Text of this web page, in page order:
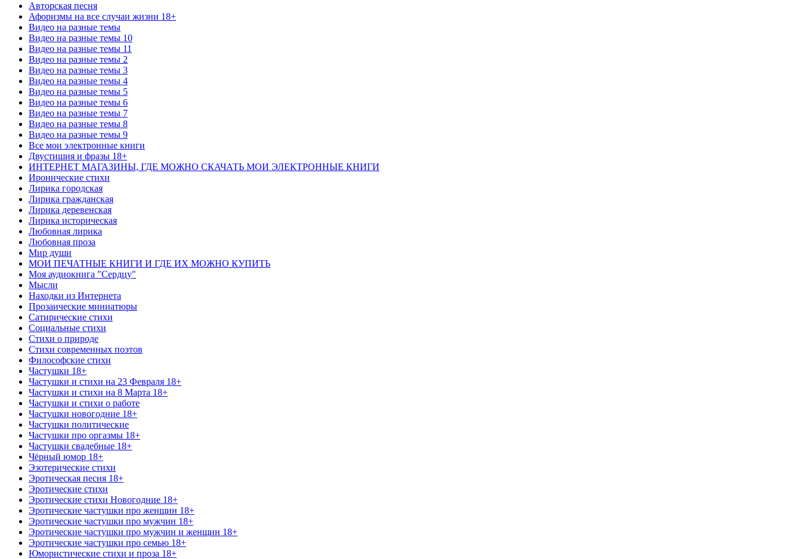
Авторская песня
Афоризмы на все случаи жизни 18+
Видео на разные темы
Видео на разные темы 10
Видео на разные темы 11
Видео на разные темы 2
Видео на разные темы 3
Видео на разные темы 4
Видео на разные темы 5
Видео на разные темы 6
Видео на разные темы 7
Видео на разные темы 8
Видео на разные темы 9
Все мои электронные книги
Двустишия и фразы 18+
ИНТЕРНЕТ МАГАЗИНЫ, ГДЕ МОЖНО СКАЧАТЬ МОИ ЭЛЕКТРОННЫЕ КНИГИ
Иронические стихи
Лирика городская
Лирика гражданская
Лирика деревенская
Лирика историческая
Любовная лирика
Любовная проза
Мир души
МОИ ПЕЧАТНЫЕ КНИГИ И ГДЕ ИХ МОЖНО КУПИТЬ
Моя аудиокнига "Сердцу"
Мысли
Находки из Интернета
Прозаические миниатюры
Сатирические стихи
Социальные стихи
Стихи о природе
Стихи современных поэтов
Философские стихи
Частушки 18+
Частушки и стихи на 23 Февраля 18+
Частушки и стихи на 8 Марта 18+
Частушки и стихи о работе
Частушки новогодние 18+
Частушки политические
Частушки про оргазмы 18+
Частушки свадебные 18+
Чёрный юмор 18+
Эзотерические стихи
Эротическая песня 18+
Эротические стихи
Эротические стихи Новогодние 18+
Эротические частушки про женщин 18+
Эротические частушки про мужчин 18+
Эротические частушки про мужчин и женщин 18+
Эротические частушки про семью 18+
Юмористические стихи и проза 18+